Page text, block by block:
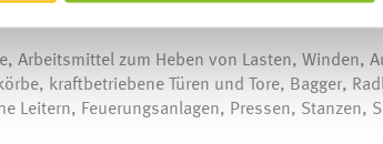
Arbeitsmittel zum Heben von Lasten, Winden,
kraftbetriebene Türen und Tore, Bagger,
Leitern, Feuerungsanlagen, Pressen, Stanzen,